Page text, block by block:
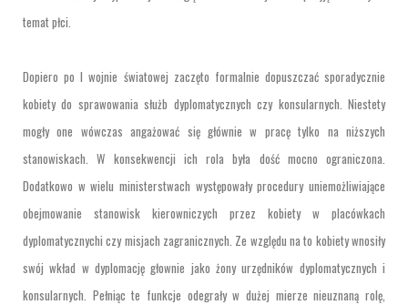
temat płci.
Dopiero po I wojnie światowej zaczęto formalnie dopuszczać sporadycznie
kobiety do sprawowania służb dyplomatycznych czy konsularnych. Niestety
mogły one wówczas angażować się głównie w pracę tylko na niższych
stanowiskach. W konsekwencji ich rola była dość mocno ograniczona.
Dodatkowo w wielu ministerstwach występowały procedury uniemożliwiające
obejmowanie stanowisk kierowniczych przez kobiety w placówkach
dyplomatycznychi czy misjach zagranicznych. Ze względu na to kobiety wnosiły
swój wkład w dyplomację głownie jako żony urzędników dyplomatycznych i
konsularnych. Pełniąc te funkcje odegrały w dużej mierze nieuznaną rolę,